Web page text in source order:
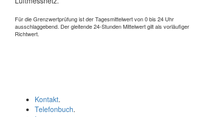
Für die Grenzwertprüfung ist der Tagesmittelwert von 0 bis 24 Uhr
ausschlaggebend. Der gleitende 24-Stunden Mittelwert gilt als vorläufiger
Richtwert.
Kontakt.
Telefonbuch.